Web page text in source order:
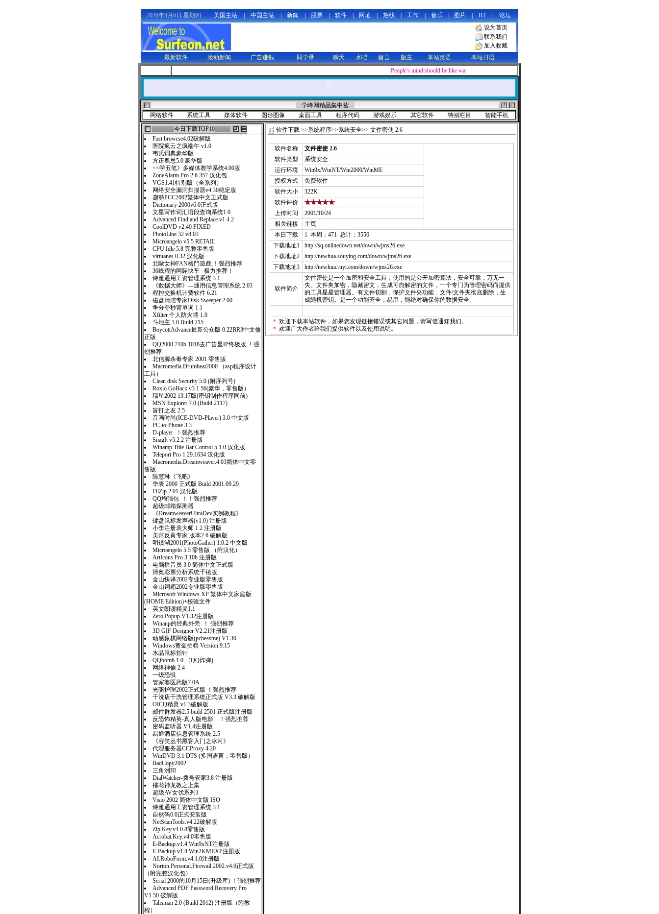
2026年8月6日 星期四 美国主站 中国主站 新闻 股票 软件 网址 热线 工作 音乐 图片 BT
论坛
设为首页
联系我们
加入收藏
最新软件
滚动新闻 广告赚钱 同学录 聊天 水吧 留言 版主 本站英语
本站日语
People's mind should be like water, soft and supple in appearance, yet containing limitless power that cannot
学峰网精品集中营
网络软件
系统工具 媒体软件 图形图像 桌面工具 程序代码 游戏娱乐 其它软件 特别栏目
智能手机
今日下载TOP10
Fast browrse4.02破解版
医院疯云之疯端午 v1.0
韦氏词典豪华版
方正奥思5.0 豪华版
<<学五笔》多媒体教学系统4.00版
ZoneAlarm Pro 2.6.357 汉化包
VGS1.41特别版（全系列）
网络安全漏洞扫描器v4.30稳定版
趨勢PCC2002繁体中文正式版
Dictionary 2000v6.0正式版
文星写作词汇语段查询系统1.0
Advanced Find and Replace v1.4.2
CoolDVD v2.40 FIXED
PhotoLine 32 v8.03
Microangelo v5.5 RETAIL
CPU Idle 5.8 完整零售版
virtuanes 0.32 汉化版
北歐女神FAN格鬥遊戲;！强烈推荐
30线程的网际快车 极力推荐！
诗雅通用工资管理系统 3.1
《数据大师》—通用信息管理系统 2.03
程控交换机计费软件 6.21
磁盘清洁专家Disk Sweeper 2.00
争分夺秒背单词 1.1
Xfilter 个人防火墙 1.0
斗地主 3.0 Build 215
BoycottAdvance最新公众版 0.22BR3中文修
正版
QQ2000 710b 1018去广告显IP终极版 ！强
烈推荐
北信源杀毒专家 2001 零售版
Macromedia Drumbeat2000 （asp程序设计
工具）
Clean disk Security 5.0 (附序列号)
Roxio GoBack v3.1.56(豪华，零售版）
瑞星2002 13.17版(密钥制作程序同前)
MSN Explorer 7.0 (Build 2117)
盲打之友 2.5
音画时尚(ICE-DVD-Player) 3.0 中文版
PC-to-Phone 3.3
D-player ！强烈推荐
SnagIt v5.2.2 注册版
Winamp Title Bar Control 5.1.0 汉化版
Teleport Pro 1.29.1634 汉化版
Macromedia.Dreamweaver.4.03简体中文零
售版
陈慧琳《飞吧》
华表 2000 正式版 Build 2001.09.29
FilZip 2.01 汉化版
QQ增强包 ！！强烈推荐
超级邮箱探测器
《DreamweaverUltraDev实例教程》
键盘鼠标发声器(v1.0) 注册版
小李注册表大师 1.2 注册版
美萍反黄专家 版本2.6 破解版
明镜湖2001(PhotoGather) 1.0.2 中文版
Microangelo 5.5 零售版 （附汉化）
ArtIcons Pro 3.10b 注册版
电脑播音员 3.0 简体中文正式版
博奥彩票分析系统千禧版
金山快译2002专业版零售版
金山词霸2002专业版零售版
Microsoft Windows XP 繁体中文家庭版
(HOME Edition)+校验文件
英文朗读精灵1.1
Zero Popup V1.32注册版
Winanp的经典外壳 ！ 强烈推荐
3D GIF Designer V2.21注册版
动感象棋网络版(pchessme) V1.30
Windows黄金拍档 Version:9.15
水晶鼠标指针
QQbomb 1.0 （QQ炸弹)
网络神偷 2.4
一级恐惧
管家婆医药版7.0A
光驱护理2002正式版 ！强烈推荐
干洗店干洗管理系统正式版 V3.3 破解版
OICQ精灵 v1.3破解版
邮件群发器2.5 build 2501 正式版注册版
反恐怖精英-真人版电影 ！强烈推荐
密码监听器 V1.4注册版
易通酒店信息管理系统 2.5
《容笑丛书黑客入门之冰河》
代理服务器CCProxy 4.20
WinDVD 3.1 DTS (多国语言，零售版）
BadCopy2002
三角洲III
DialWatcher-拨号管家3.8 注册版
摧花神龙教之上集
超级AV女优系列1
Visio 2002 简体中文版 ISO
诗雅通用工资管理系统 3.1
自然码6.0正式安装版
NetScanTools.v4.22破解版
Zip.Key.v4.0.8零售版
Acrobat.Key.v4.0零售版
E-Backup.v1.4.Win9xNT注册版
E-Backup.v1.4.Win2KMEXP注册版
AI.RoboForm.v4.1.0注册版
Norton.Personal.Firewall.2002.v4.0正式版
（附完整汉化包）
Serial 2000的10月15日(升级库) ！强烈推荐
Advanced PDF Password Recovery Pro
V1.50 破解版
Talisman 2.0 (Build 2012) 注册版（附教
程）
软件下载 >>系统程序>>系统安全>> 文件密使 2.6
软件名称
文件密使 2.6
软件类型
系统安全
运行环境
Win9x/WinNT/Win2000/WinME
授权方式
免费软件
软件大小
322K
软件评价
上传时间
2001/10/24
相关链接
主页
本日下载
1 本周：471 总计：3556
下载地址1
http://sq.onlinedown.net/down/wjms26.exe
下载地址2
http://newhua.souying.com/down/wjms26.exe
下载地址3
http://newhua.ruyi.com/down/wjms26.exe
软件简介
文件密使是一个加密和安全工具，使用的是公开加密算法，安全可靠，万无一
失。文件夹加密，隐藏密文，生成可自解密的文件，一个专门为管理密码而提供
的工具星星管理器。有文件切割，保护文件夹功能，文件/文件夹彻底删除，生
成随机密钥。是一个功能齐全，易用，能绝对确保你的数据安全。
＊ 欢迎下载本站软件，如果您发现链接错误或其它问题，请写信通知我们。
＊ 欢迎广大作者给我们提供软件以及使用说明。